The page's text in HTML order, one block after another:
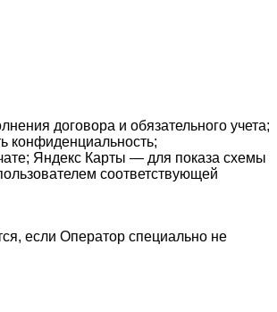
договора и обязательного учета;
конфиденциальность;
Яндекс Карты — для показа схемы
соответствующей
если Оператор специально не